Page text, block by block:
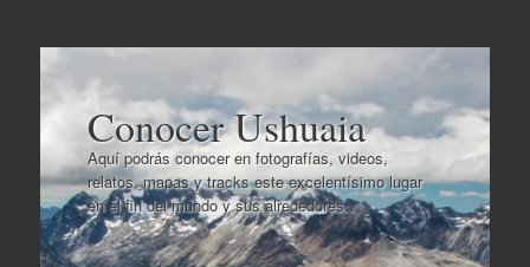
Conocer Ushuaia
Aquí podrás conocer en fotografías, videos,
relatos, mapas y tracks este excelentísimo lugar
en el fin del mundo y sus alrededores..